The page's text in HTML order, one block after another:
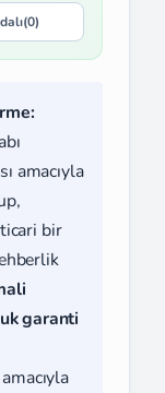
(0)
amacıyla
bir
garanti